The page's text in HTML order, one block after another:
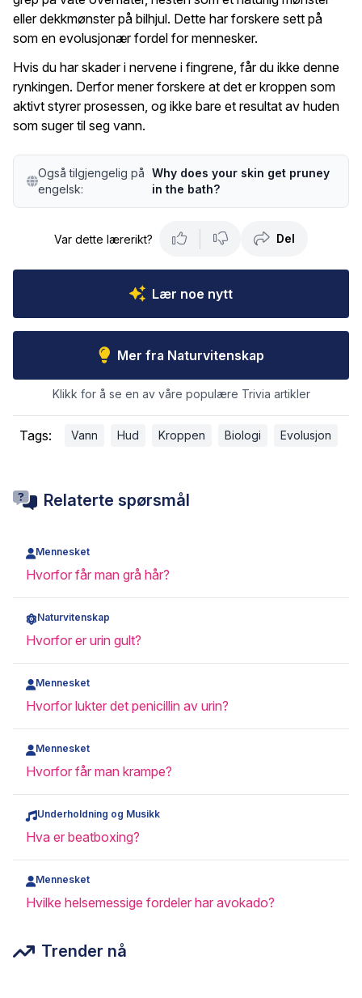
eller dekkmønster på bilhjul. Dette har forskere sett på
som en evolusjonær fordel for mennesker.
Hvis du har skader i nervene i fingrene, får du ikke denne
rynkingen. Derfor mener forskere at det er kroppen som
aktivt styrer prosessen, og ikke bare et resultat av huden
som suger til seg vann.
Også tilgjengelig på
engelsk:
Why does your skin get pruney
in the bath?
Var dette lærerikt? Del
Lær noe nytt
Mer fra Naturvitenskap
Klikk for å se en av våre populære Trivia artikler
Tags: Vann Hud Kroppen Biologi Evolusjon
Relaterte spørsmål
Mennesket
Hvorfor får man grå hår?
Naturvitenskap
Hvorfor er urin gult?
Mennesket
Hvorfor lukter det penicillin av urin?
Mennesket
Hvorfor får man krampe?
Underholdning og Musikk
Hva er beatboxing?
Mennesket
Hvilke helsemessige fordeler har avokado?
Trender nå